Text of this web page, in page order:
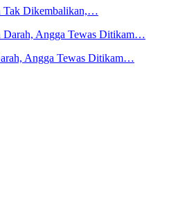
Tak Dikembalikan,…
Angga Tewas Ditikam…